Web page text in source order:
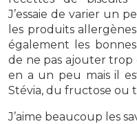
J’essaie de varier un
les produits
également les
de ne pas ajouter trop
en a un peu mais il
Stévia, du fructose ou
J’aime beaucoup les